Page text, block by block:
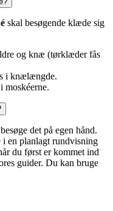
skal besøgende klæde sig
og knæ (tørklæder fås
i knælængde.
moskéerne.
det på egen hånd.
i en planlagt rundvisning
du først er kommet ind
guider. Du kan bruge